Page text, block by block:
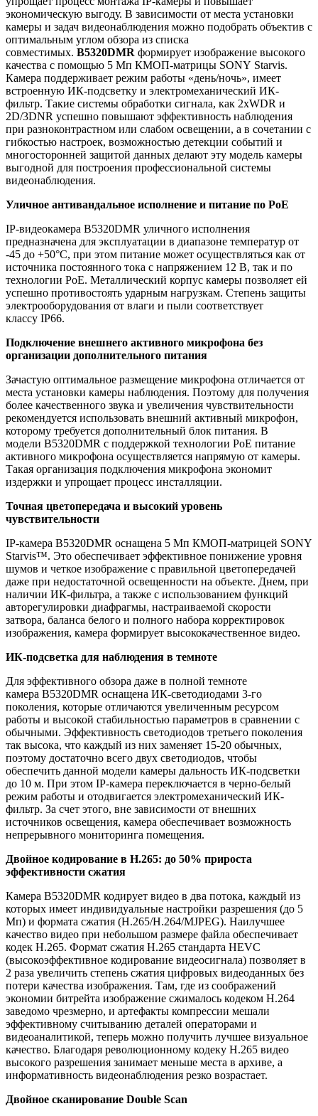
экономическую выгоду. В зависимости от места установки
камеры и задач видеонаблюдения можно подобрать объектив с
оптимальным углом обзора из списка
совместимых. B5320DMR формирует изображение высокого
качества с помощью 5 Мп КМОП-матрицы SONY Starvis.
Камера поддерживает режим работы «день/ночь», имеет
встроенную ИК-подсветку и электромеханический ИК-
фильтр. Такие системы обработки сигнала, как 2xWDR и
2D/3DNR успешно повышают эффективность наблюдения
при разноконтрастном или слабом освещении, а в сочетании с
гибкостью настроек, возможностью детекции событий и
многосторонней защитой данных делают эту модель камеры
выгодной для построения профессиональной системы
видеонаблюдения.
Уличное антивандальное исполнение и питание по PoE
IP-видеокамера B5320DMR уличного исполнения
предназначена для эксплуатации в диапазоне температур от
-45 до +50°C, при этом питание может осуществляться как от
источника постоянного тока с напряжением 12 В, так и по
технологии PoE. Металлический корпус камеры позволяет ей
успешно противостоять ударным нагрузкам. Степень защиты
электрооборудования от влаги и пыли соответствует
классу IP66.
Подключение внешнего активного микрофона без
организации дополнительного питания
Зачастую оптимальное размещение микрофона отличается от
места установки камеры наблюдения. Поэтому для получения
более качественного звука и увеличения чувствительности
рекомендуется использовать внешний активный микрофон,
которому требуется дополнительный блок питания. В
модели B5320DMR с поддержкой технологии PoE питание
активного микрофона осуществляется напрямую от камеры.
Такая организация подключения микрофона экономит
издержки и упрощает процесс инсталляции.
Точная цветопередача и высокий уровень
чувствительности
IP-камера B5320DMR оснащена 5 Мп КМОП-матрицей SONY
Starvis™. Это обеспечивает эффективное понижение уровня
шумов и четкое изображение с правильной цветопередачей
даже при недостаточной освещенности на объекте. Днем, при
наличии ИК-фильтра, а также с использованием функций
авторегулировки диафрагмы, настраиваемой скорости
затвора, баланса белого и полного набора корректировок
изображения, камера формирует высококачественное видео.
ИК-подсветка для наблюдения в темноте
Для эффективного обзора даже в полной темноте
камера B5320DMR оснащена ИК-светодиодами 3-го
поколения, которые отличаются увеличенным ресурсом
работы и высокой стабильностью параметров в сравнении с
обычными. Эффективность светодиодов третьего поколения
так высока, что каждый из них заменяет 15-20 обычных,
поэтому достаточно всего двух светодиодов, чтобы
обеспечить данной модели камеры дальность ИК-подсветки
до 10 м. При этом IP-камера переключается в черно-белый
режим работы и отодвигается электромеханический ИК-
фильтр. За счет этого, вне зависимости от внешних
источников освещения, камера обеспечивает возможность
непрерывного мониторинга помещения.
Двойное кодирование в H.265: до 50% прироста
эффективности сжатия
Камера B5320DMR кодирует видео в два потока, каждый из
которых имеет индивидуальные настройки разрешения (до 5
Мп) и формата сжатия (H.265/H.264/MJPEG). Наилучшее
качество видео при небольшом размере файла обеспечивает
кодек Н.265. Формат сжатия H.265 стандарта HEVC
(высокоэффективное кодирование видеосигнала) позволяет в
2 раза увеличить степень сжатия цифровых видеоданных без
потери качества изображения. Там, где из соображений
экономии битрейта изображение сжималось кодеком Н.264
заведомо чрезмерно, и артефакты компрессии мешали
эффективному считыванию деталей операторами и
видеоаналитикой, теперь можно получить лучшее визуальное
качество. Благодаря революционному кодеку H.265 видео
высокого разрешения занимает меньше места в архиве, а
информативность видеонаблюдения резко возрастает.
Двойное сканирование Double Scan